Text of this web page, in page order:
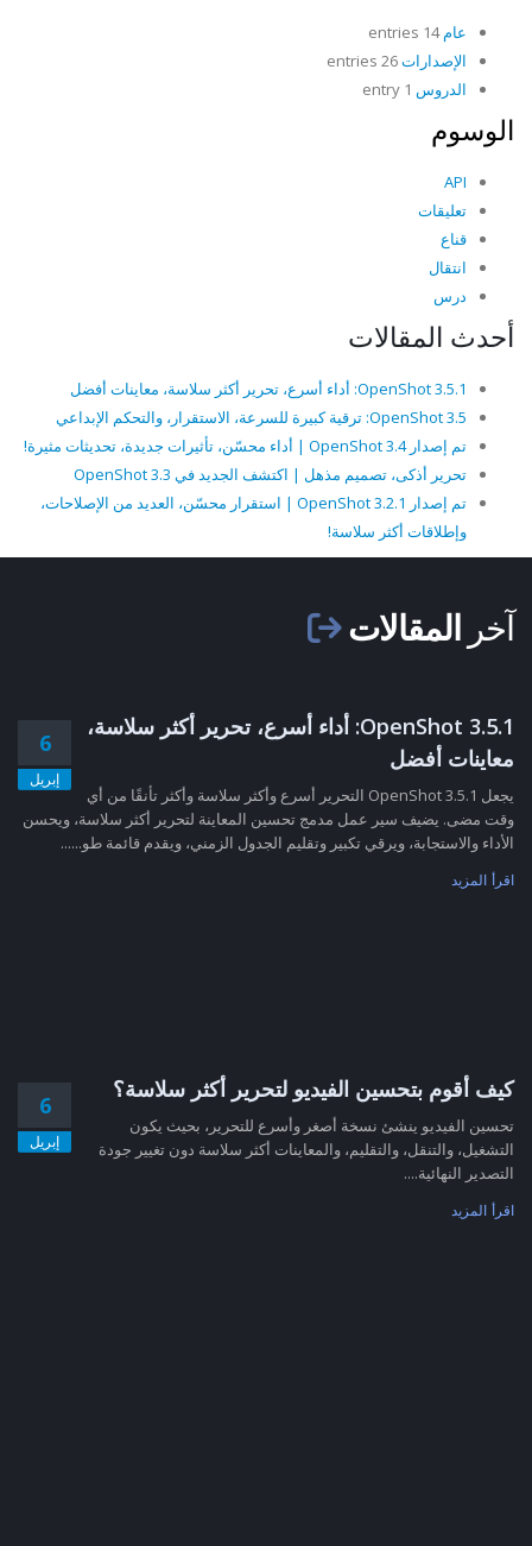
عام14 entries
الإصدارات
الدروس
الوسوم
API
تعليقات
قناع
انتقال
درس
أحدث المقالات
OpenShot 3.5.1: أداء أسرع، تحرير أكثر سلاسة، معاينات أفضل
OpenShot 3.5: ترقية كبيرة للسرعة، الاستقرار، والتحكم الإبداعي
تم إصدار OpenShot 3.4 | أداء محسّن، تأثيرات جديدة، تحديثات مثيرة!
تحرير أذكى، تصميم مذهل | اكتشف الجديد في OpenShot 3.3
تم إصدار OpenShot 3.2.1 | استقرار محسّن، العديد من الإصلاحات،
وإطلاقات أكثر سلاسة!
آخر المقالات
6
إبريل
OpenShot 3.5.1: أداء أسرع، تحرير أكثر سلاسة،
معاينات أفضل
يجعل OpenShot 3.5.1 التحرير أسرع وأكثر سلاسة وأكثر تأنقًا من أي
وقت مضى. يضيف سير عمل مدمج تحسين المعاينة لتحرير أكثر سلاسة، ويحسن
الأداء والاستجابة، ويرقي تكبير وتقليم الجدول الزمني، ويقدم قائمة طو......
اقرأ المزيد
6
إبريل
كيف أقوم بتحسين الفيديو لتحرير أكثر سلاسة؟
تحسين الفيديو ينشئ نسخة أصغر وأسرع للتحرير، بحيث يكون
التشغيل، والتنقل، والتقليم، والمعاينات أكثر سلاسة دون تغيير جودة
التصدير النهائية....
اقرأ المزيد